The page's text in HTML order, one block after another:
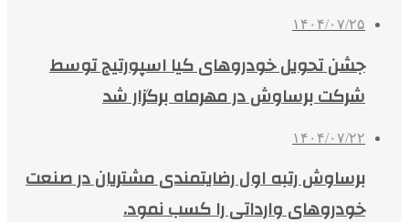
۱۴۰۴/۰۷/۲۵
جشن تحویل خودروهای کیا اسپورتیج توسط
شرکت برساوش در مهرماه برگزار شد
۱۴۰۴/۰۷/۲۲
برساوش رتبه اول رضایتمندی مشتریان در صنعت
خودروهای وارداتی را کسب نمود.